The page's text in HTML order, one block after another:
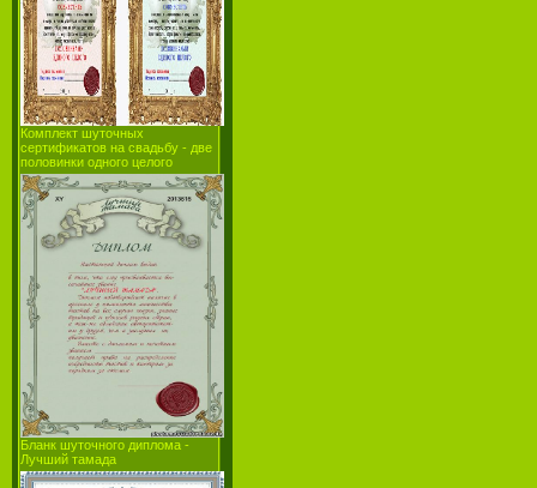
Комплект шуточных
сертификатов на свадьбу - две
половинки одного целого
Бланк шуточного диплома -
Лучший тамада